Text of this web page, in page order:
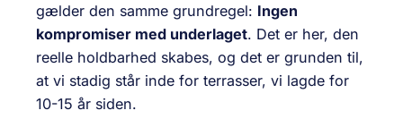
gælder den samme grundregel: Ingen
kompromiser med underlaget. Det er her, den
reelle holdbarhed skabes, og det er grunden til,
at vi stadig står inde for terrasser, vi lagde for
10-15 år siden.